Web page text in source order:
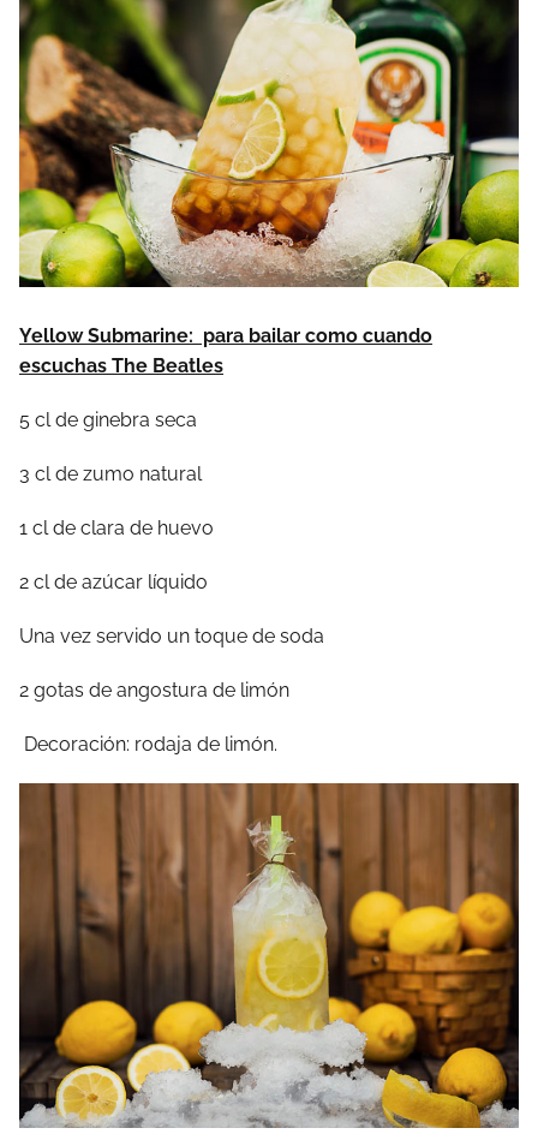
Yellow Submarine: para bailar como cuando
escuchas The Beatles
5 cl de ginebra seca
3 cl de zumo natural
1 cl de clara de huevo
2 cl de azúcar líquido
Una vez servido un toque de soda
2 gotas de angostura de limón
Decoración: rodaja de limón.